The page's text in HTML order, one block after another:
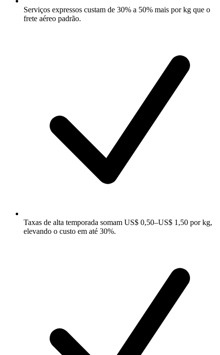
Serviços expressos custam de 30% a 50% mais por kg que o
frete aéreo padrão.
Taxas de alta temporada somam US$ 0,50–US$ 1,50 por kg,
elevando o custo em até 30%.